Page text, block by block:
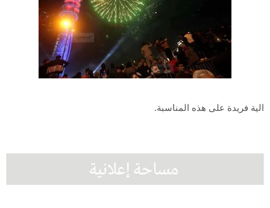
الية فريدة على هذه المناسبة.